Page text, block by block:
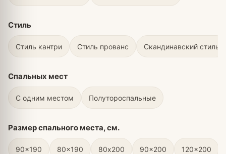
Стиль
Стиль кантри Стиль прованс Скандинавский стиль
Спальных мест
С одним местом Полутороспальные
Размер спального места, см.
90x190 80x190 80х200 90x200 120x200